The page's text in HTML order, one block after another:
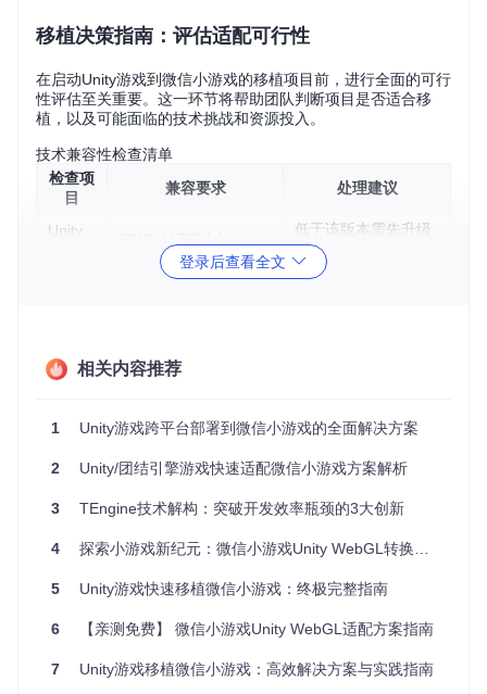
移植决策指南：评估适配可行性
在启动Unity游戏到微信小游戏的移植项目前，进行全面的可行
性评估至关重要。这一环节将帮助团队判断项目是否适合移
植，以及可能面临的技术挑战和资源投入。
技术兼容性检查清单
检查项
目
兼容要求 处理建议
Unity
低于该版本需先升级
引擎
不依赖OpenGL ES 3.1
使用WebGL 2.0兼容
内存占
首包大
行构建会导致微信环境下无法运行，必须使用专用的微信
时间成本：中型项目通常需要2-4周完成核心适配
性能损耗：WebGL平台相对原生平台性能下降约30-50%
获取成本
登录后查看全文
相关内容推荐
1 Unity游戏跨平台部署到微信小游戏的全面解决方案
2 Unity/团结引擎游戏快速适配微信小游戏方案解析
3 TEngine技术解构：突破开发效率瓶颈的3大创新
4 探索小游戏新纪元：微信小游戏Unity WebGL转换工具
5 Unity游戏快速移植微信小游戏：终极完整指南
6 【亲测免费】 微信小游戏Unity WebGL适配方案指南
7 Unity游戏移植微信小游戏：高效解决方案与实践指南